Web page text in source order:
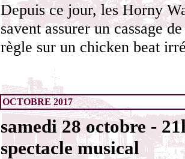
Depuis ce jour, les Horny
savent assurer un cassage
règle sur un chicken beat
OCTOBRE 2017
samedi 28 octobre -
spectacle musical